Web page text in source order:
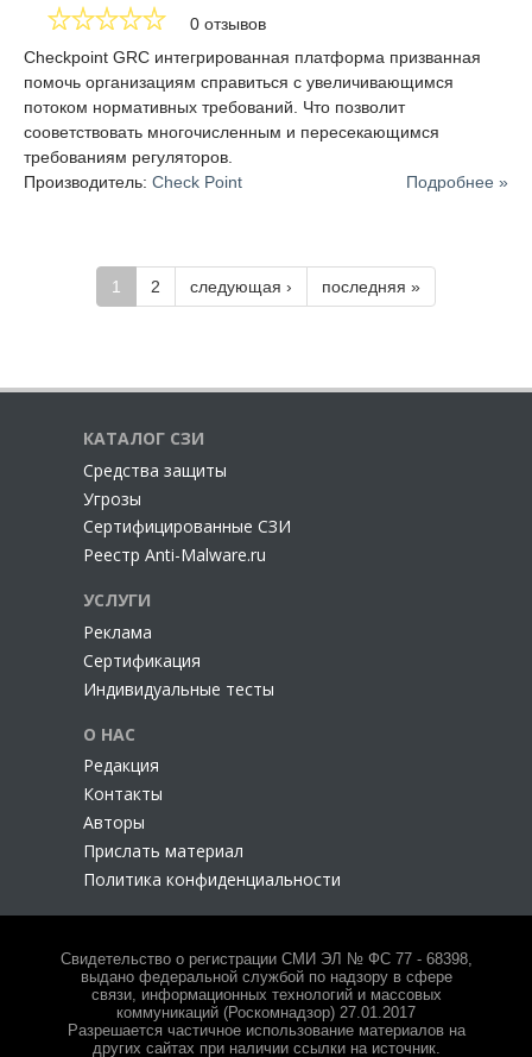
0 отзывов
Checkpoint GRC интегрированная платформа призванная
помочь организациям справиться с увеличивающимся
потоком нормативных требований. Что позволит
сооветствовать многочисленным и пересекающимся
требованиям регуляторов.
Производитель: Check Point Подробнее »
1 2 следующая › последняя »
КАТАЛОГ СЗИ
Cредства защиты
Угрозы
Сертифицированные СЗИ
Реестр Anti-Malware.ru
УСЛУГИ
Реклама
Сертификация
Индивидуальные тесты
О НАС
Редакция
Контакты
Авторы
Прислать материал
Политика конфиденциальности
Свидетельство о регистрации СМИ ЭЛ № ФС 77 - 68398,
выдано федеральной службой по надзору в сфере
связи, информационных технологий и массовых
коммуникаций (Роскомнадзор) 27.01.2017
Разрешается частичное использование материалов на
других сайтах при наличии ссылки на источник.